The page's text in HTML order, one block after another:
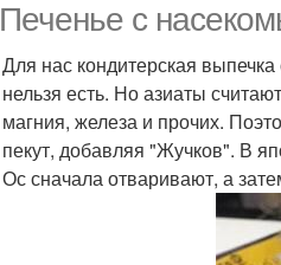
Печенье с
Для нас кондитерская
нельзя есть. Но азиаты
магния, железа и прочих.
пекут, добавляя "Жучков". В
Ос сначала отваривают, а